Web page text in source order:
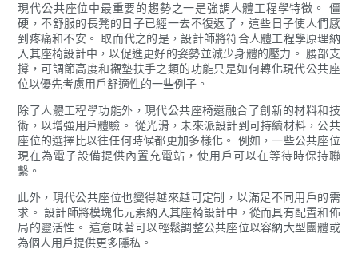
現代公共座位中最重要的趨勢之一是強調人體工程學特徵。 僵
硬，不舒服的長凳的日子已經一去不復返了，這些日子使人們感
到疼痛和不安。 取而代之的是，設計師將符合人體工程學原理納
入其座椅設計中，以促進更好的姿勢並減少身體的壓力。 腰部支
撐，可調節高度和襯墊扶手之類的功能只是如何轉化現代公共座
位以優先考慮用戶舒適性的一些例子。
除了人體工程學功能外，現代公共座椅還融合了創新的材料和技
術，以增強用戶體驗。 從光滑，未來派設計到可持續材料，公共
座位的選擇比以往任何時候都更加多樣化。 例如，一些公共座位
現在為電子設備提供內置充電站，使用戶可以在等待時保持聯
繫。
此外，現代公共座位也變得越來越可定制，以滿足不同用戶的需
求。 設計師將模塊化元素納入其座椅設計中，從而具有配置和佈
局的靈活性。 這意味著可以輕鬆調整公共座位以容納大型團體或
為個人用戶提供更多隱私。